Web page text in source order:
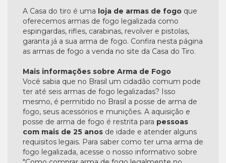
A Casa do tiro é uma loja de armas de fogo que
oferecemos armas de fogo legalizada como
espingardas, rifles, carabinas, revolver e pistolas,
garanta já a sua arma de fogo. Confira nesta página
as armas de fogo a venda no site da Casa do Tiro.
Mais informações sobre Arma de Fogo
Você sabia que no Brasil um cidadão comum pode
ter até seis armas de fogo legalizadas? Isso
mesmo, é permitido no Brasil a posse de arma de
fogo, seus acessórios e munições. A aquisição e
posse de arma de fogo é restrita para pessoas
com mais de 25 anos de idade e atender alguns
requisitos legais. Para saber como ter uma arma de
fogo legalizada, acesse o nosso informativo sobre